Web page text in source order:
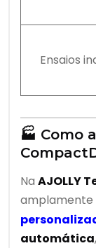
Ensaios
🏭 Como
Na AJOLLY
amplamente
automática